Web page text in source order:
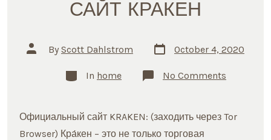
САЙТ КРАКЕН
Post
author
By Scott Dahlstrom
Post
date
October 4, 2020
Categories
In home No Comments
САЙТ
Официальный сайт KRAKEN: (заходить через Tor
Browser) Кра́кен – это не только торговая